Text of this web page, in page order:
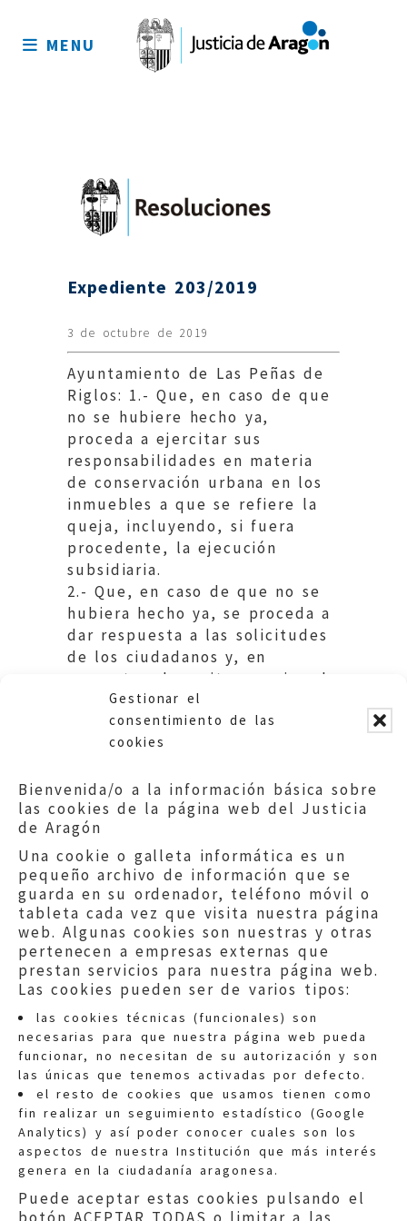
Gestionar el
consentimiento de las
cookies
Bienvenida/o a la información básica sobre
las cookies de la página web del Justicia
de Aragón
Una cookie o galleta informática es un
pequeño archivo de información que se
guarda en su ordenador, teléfono móvil o
tableta cada vez que visita nuestra página
web. Algunas cookies son nuestras y otras
pertenecen a empresas externas que
prestan servicios para nuestra página web.
Las cookies pueden ser de varios tipos:
las cookies técnicas (funcionales) son
necesarias para que nuestra página web pueda
funcionar, no necesitan de su autorización y son
las únicas que tenemos activadas por defecto.
el resto de cookies que usamos tienen como
fin realizar un seguimiento estadístico (Google
Analytics) y así poder conocer cuales son los
aspectos de nuestra Institución que más interés
genera en la ciudadanía aragonesa.
Puede aceptar estas cookies pulsando el
sitio
MENU
Expediente 203/2019
3 de octubre de 2019
Ayuntamiento de Las Peñas de
Riglos: 1.- Que, en caso de que
no se hubiere hecho ya,
proceda a ejercitar sus
responsabilidades en materia
de conservación urbana en los
inmuebles a que se refiere la
queja, incluyendo, si fuera
procedente, la ejecución
subsidiaria.
2.- Que, en caso de que no se
hubiera hecho ya, se proceda a
dar respuesta a las solicitudes
de los ciudadanos y, en
concreto, al escrito mencionado
en la queja de agosto de 2018”.
Quejas:quejas@eljusticiadearagon.es
Información general:
informacion@eljusticiadearagon.es
Teléfonos:900 210 210/